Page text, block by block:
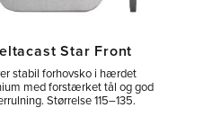
Star Front
stabil forhovsko i hærdet
med forstærket tål og god
Størrelse 115–135.